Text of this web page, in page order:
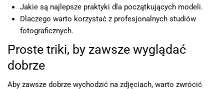
Jakie są najlepsze praktyki dla początkujących modeli.
Dlaczego warto korzystać z profesjonalnych studiów
fotograficznych.
Proste triki, by zawsze wyglądać
dobrze
Aby zawsze dobrze wychodzić na zdjęciach, warto zwrócić